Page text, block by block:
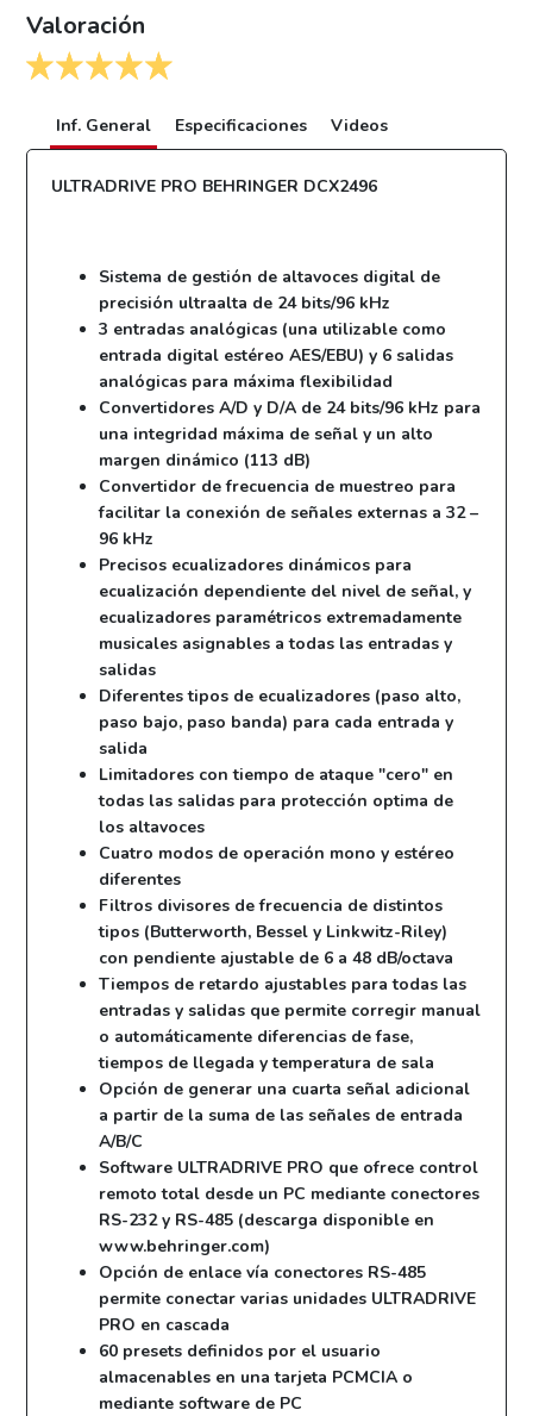
Valoración
Inf. General Especificaciones Videos
ULTRADRIVE PRO BEHRINGER DCX2496
Sistema de gestión de altavoces digital de
precisión ultraalta de 24 bits/96 kHz
3 entradas analógicas (una utilizable como
entrada digital estéreo AES/EBU) y 6 salidas
analógicas para máxima flexibilidad
Convertidores A/D y D/A de 24 bits/96 kHz para
una integridad máxima de señal y un alto
margen dinámico (113 dB)
Convertidor de frecuencia de muestreo para
facilitar la conexión de señales externas a 32 –
96 kHz
Precisos ecualizadores dinámicos para
ecualización dependiente del nivel de señal, y
ecualizadores paramétricos extremadamente
musicales asignables a todas las entradas y
salidas
Diferentes tipos de ecualizadores (paso alto,
paso bajo, paso banda) para cada entrada y
salida
Limitadores con tiempo de ataque "cero" en
todas las salidas para protección optima de
los altavoces
Cuatro modos de operación mono y estéreo
diferentes
Filtros divisores de frecuencia de distintos
tipos (Butterworth, Bessel y Linkwitz-Riley)
con pendiente ajustable de 6 a 48 dB/octava
Tiempos de retardo ajustables para todas las
entradas y salidas que permite corregir manual
o automáticamente diferencias de fase,
tiempos de llegada y temperatura de sala
Opción de generar una cuarta señal adicional
a partir de la suma de las señales de entrada
A/B/C
Software ULTRADRIVE PRO que ofrece control
remoto total desde un PC mediante conectores
RS-232 y RS-485 (descarga disponible en
www.behringer.com)
Opción de enlace vía conectores RS-485
permite conectar varias unidades ULTRADRIVE
PRO en cascada
60 presets definidos por el usuario
almacenables en una tarjeta PCMCIA o
mediante software de PC